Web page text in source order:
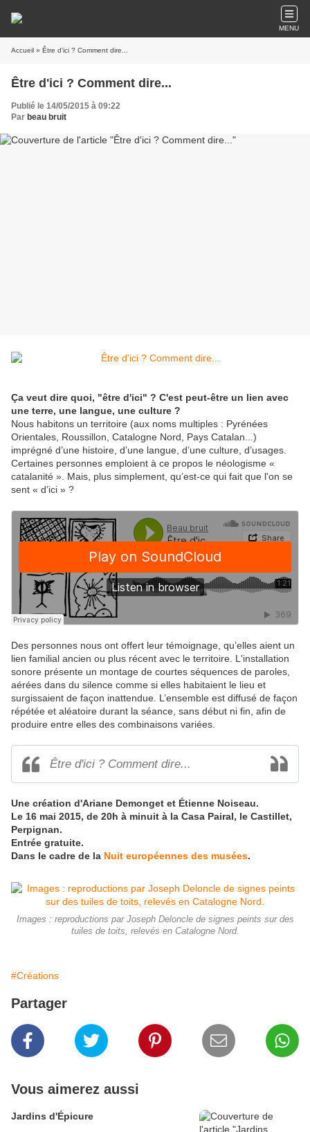
MENU
Accueil » Être d'ici ? Comment dire...
Être d'ici ? Comment dire...
Publié le 14/05/2015 à 09:22
Par beau bruit
Ça veut dire quoi, "être d'ici" ? C'est peut-être un lien avec
une terre, une langue, une culture ?
Nous habitons un territoire (aux noms multiples : Pyrénées
Orientales, Roussillon, Catalogne Nord, Pays Catalan...)
imprégné d’une histoire, d’une langue, d’une culture, d’usages.
Certaines personnes emploient à ce propos le néologisme «
catalanité ». Mais, plus simplement, qu’est-ce qui fait que l'on se
sent « d’ici » ?
Des personnes nous ont offert leur témoignage, qu’elles aient un
lien familial ancien ou plus récent avec le territoire. L'installation
sonore présente un montage de courtes séquences de paroles,
aérées dans du silence comme si elles habitaient le lieu et
surgissaient de façon inattendue. L’ensemble est diffusé de façon
répétée et aléatoire durant la séance, sans début ni fin, afin de
produire entre elles des combinaisons variées.
Être d'ici ? Comment dire...
Une création d'Ariane Demonget et Étienne Noiseau.
Le 16 mai 2015, de 20h à minuit à la Casa Pairal, le Castillet,
Perpignan.
Entrée gratuite.
Dans le cadre de la Nuit européennes des musées.
Images : reproductions par Joseph Deloncle de signes peints sur des
tuiles de toits, relevés en Catalogne Nord.
#Créations
Partager
Vous aimerez aussi
Jardins d'Épicure